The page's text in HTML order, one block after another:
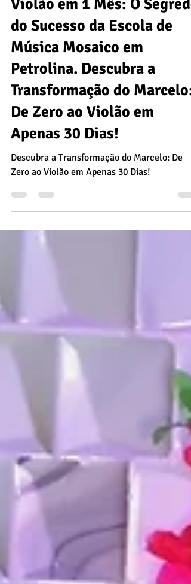
Como Guilherme Aprendeu
Violão em 1 Mês: O Segredo
do Sucesso da Escola de
Música Mosaico em
Petrolina. Descubra a
Transformação do Marcelo:
De Zero ao Violão em
Apenas 30 Dias!